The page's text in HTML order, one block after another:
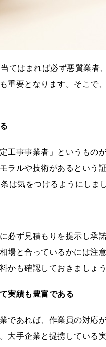
てはまれば必ず悪質業
重要となります。そこで
工事事業者」というもの
ラルや技術があるという
は気をつけるようにしま
必ず見積もりを提示し承
場と合っているかには注
かも確認しておきましょ
実績も豊富である
であれば、作業員の対応
大手企業と提携している